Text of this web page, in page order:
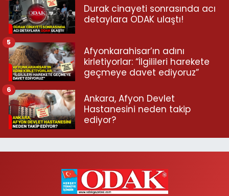
Durak cinayeti sonrasında acı
detaylara ODAK ulaştı!
Afyonkarahisar’ın adını
kirletiyorlar: “İlgilileri harekete
geçmeye davet ediyoruz”
5
Ankara, Afyon Devlet
Hastanesini neden takip
ediyor?
6